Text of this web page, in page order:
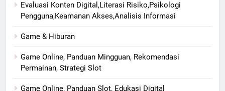
Evaluasi Konten Digital,Literasi Risiko,Psikologi
Pengguna,Keamanan Akses,Analisis Informasi
Game & Hiburan
Game Online, Panduan Mingguan, Rekomendasi
Permainan, Strategi Slot
Game Online, Panduan Slot, Edukasi Digital